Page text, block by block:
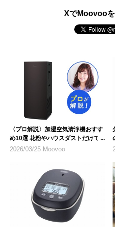
XでMoovooを
〈プロ解説〉加湿空気清浄機おすす
め10選 花粉やハウスダストだけで
なく乾燥対策にも
2026/03/25 Moovoo